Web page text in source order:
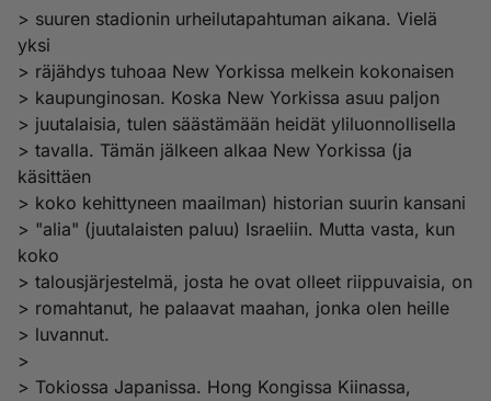
> suuren stadionin urheilutapahtuman aikana. Vielä
yksi
> räjähdys tuhoaa New Yorkissa melkein kokonaisen
> kaupunginosan. Koska New Yorkissa asuu paljon
> juutalaisia, tulen säästämään heidät yliluonnollisella
> tavalla. Tämän jälkeen alkaa New Yorkissa (ja
käsittäen
> koko kehittyneen maailman) historian suurin kansani
> "alia" (juutalaisten paluu) Israeliin. Mutta vasta, kun
koko
> talousjärjestelmä, josta he ovat olleet riippuvaisia, on
> romahtanut, he palaavat maahan, jonka olen heille
> luvannut.
>
> Tokiossa Japanissa. Hong Kongissa Kiinassa,